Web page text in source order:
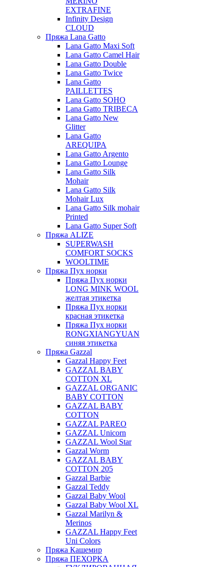
EXTRAFINE
Infinity Design
CLOUD
Пряжа Lana Gatto
Lana Gatto Maxi Soft
Lana Gatto Camel Hair
Lana Gatto Double
Lana Gatto Twice
Lana Gatto
PAILLETTES
Lana Gatto SOHO
Lana Gatto TRIBECA
Lana Gatto New
Glitter
Lana Gatto
AREQUIPA
Lana Gatto Argento
Lana Gatto Lounge
Lana Gatto Silk
Mohair
Lana Gatto Silk
Mohair Lux
Lana Gatto Silk mohair
Printed
Lana Gatto Super Soft
Пряжа ALIZE
SUPERWASH
COMFORT SOCKS
WOOLTIME
Пряжа Пух норки
Пряжа Пух норки
LONG MINK WOOL
желтая этикетка
Пряжа Пух норки
красная этикетка
Пряжа Пух норки
RONGXIANGYUAN
синяя этикетка
Пряжа Gazzal
Gazzal Happy Feet
GAZZAL BABY
COTTON XL
GAZZAL ORGANIC
BABY COTTON
GAZZAL BABY
COTTON
GAZZAL PAREO
GAZZAL Unicorn
GAZZAL Wool Star
Gazzal Worm
GAZZAL BABY
COTTON 205
Gazzal Barbie
Gazzal Teddy
Gazzal Baby Wool
Gazzal Baby Wool XL
Gazzal Marilyn &
Merinos
GAZZAL Happy Feet
Uni Colors
Пряжа Кашемир
Пряжа ПЕХОРКА